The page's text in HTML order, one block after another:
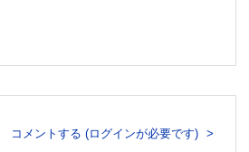
コメントする (ログインが必要です)